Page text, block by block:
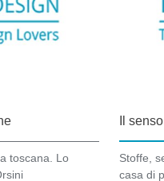
toscana. Lo
Il
Stoffe,
casa di